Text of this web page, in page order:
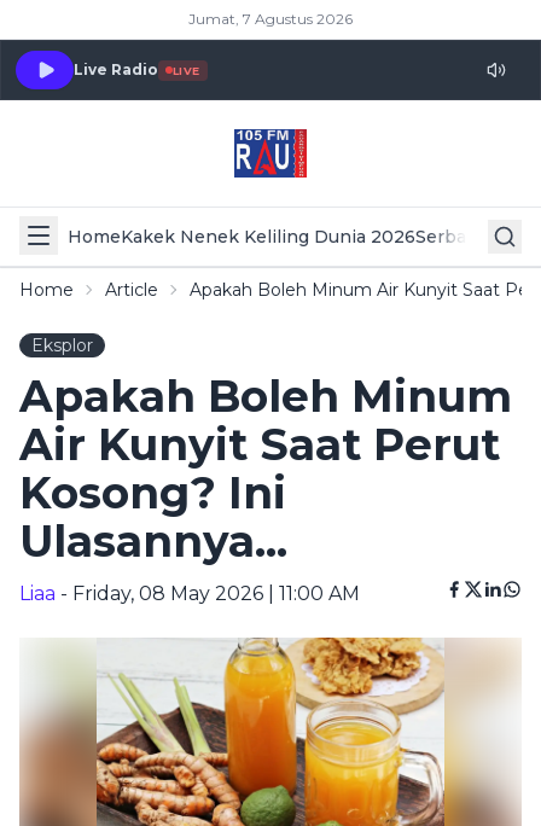
Jumat, 7 Agustus 2026
Live Radio LIVE
HomeKakek Nenek Keliling Dunia 2026Serba Serbi
Home Article Apakah Boleh Minum Air Kunyit Saat
Eksplor
Apakah Boleh Minum
Air Kunyit Saat Perut
Kosong? Ini
Ulasannya...
Liaa - Friday, 08 May 2026 | 11:00 AM